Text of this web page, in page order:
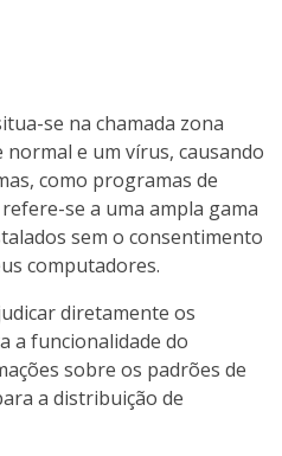
se na chamada zona
e um vírus, causando
como programas de
refere-se a uma ampla gama
sem o consentimento
computadores.
diretamente os
a funcionalidade do
sobre os padrões de
a distribuição de